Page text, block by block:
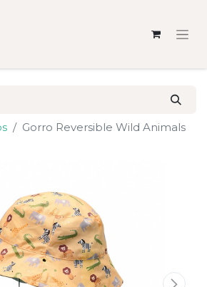
Gorro Reversible Wild Animals